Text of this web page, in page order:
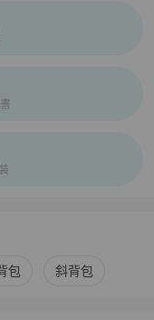
程介紹
包 斜背包